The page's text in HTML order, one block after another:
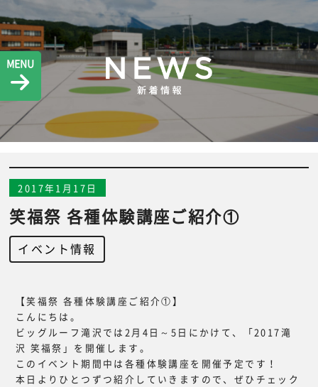
MENU
2017年1月17日
笑福祭 各種体験講座ご紹介①
イベント情報
【笑福祭 各種体験講座ご紹介①】
こんにちは。
ビッグルーフ滝沢では2月4日～5日にかけて、「2017滝
沢 笑福祭」を開催します。
このイベント期間中は各種体験講座を開催予定です！
本日よりひとつずつ紹介していきますので、ぜひチェック